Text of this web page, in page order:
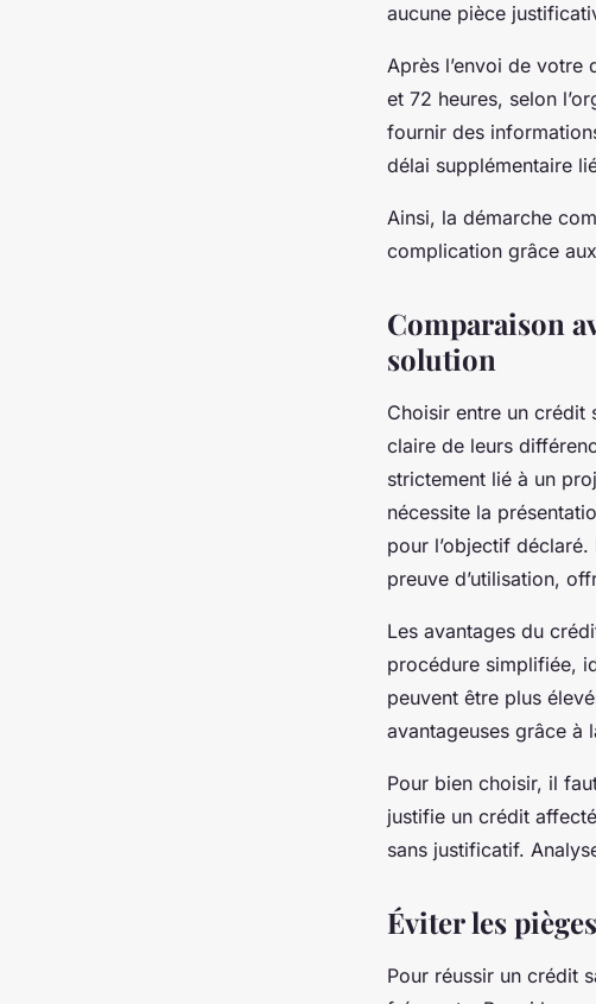
aucune pièce
Après l’envoi de votre
et 72 heures, selon
fournir des
délai supplémentaire
Ainsi, la démarche
complication grâce
Comparaison
solution
Choisir entre un crédit
claire de leurs
strictement lié à un
nécessite la
pour l’objectif
preuve d’utilisation,
Les avantages du
procédure simplifiée,
peuvent être plus
avantageuses grâce à
Pour bien choisir, il
justifie un crédit
sans justificatif.
Éviter les
Pour réussir un crédit